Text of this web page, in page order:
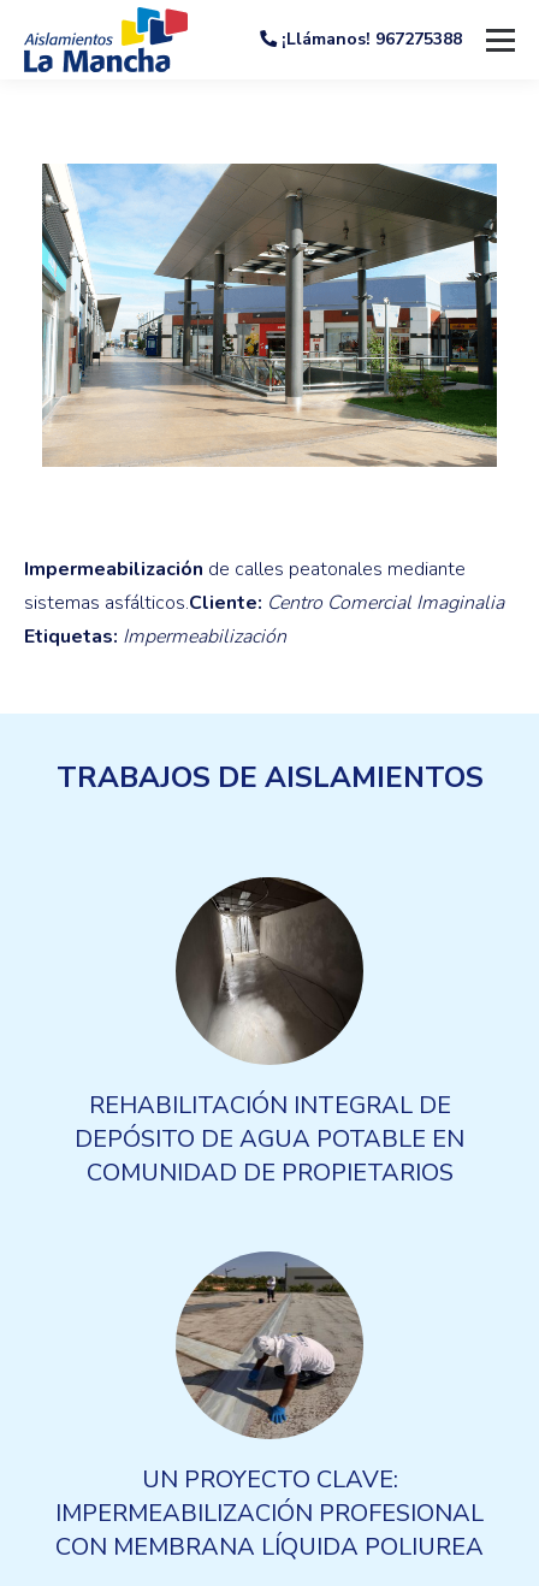
¡Llámanos! 967275388
Impermeabilización de calles peatonales mediante
sistemas asfálticos.Cliente: Centro Comercial Imaginalia
Etiquetas: Impermeabilización
TRABAJOS DE AISLAMIENTOS
REHABILITACIÓN INTEGRAL DE
DEPÓSITO DE AGUA POTABLE EN
COMUNIDAD DE PROPIETARIOS
UN PROYECTO CLAVE:
IMPERMEABILIZACIÓN PROFESIONAL
CON MEMBRANA LÍQUIDA POLIUREA